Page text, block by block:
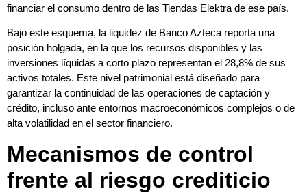
financiar el consumo dentro de las Tiendas Elektra de ese país.
Bajo este esquema, la liquidez de Banco Azteca reporta una
posición holgada, en la que los recursos disponibles y las
inversiones líquidas a corto plazo representan el 28,8% de sus
activos totales. Este nivel patrimonial está diseñado para
garantizar la continuidad de las operaciones de captación y
crédito, incluso ante entornos macroeconómicos complejos o de
alta volatilidad en el sector financiero.
Mecanismos de control
frente al riesgo crediticio